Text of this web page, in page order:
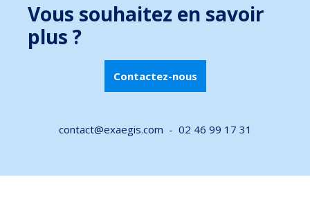
Vous souhaitez en savoir
plus ?
Contactez-nous
contact@exaegis.com - 02 46 99 17 31